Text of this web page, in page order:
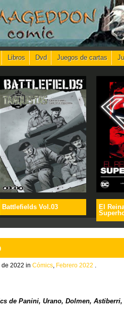
Libros Dvd Juegos de cartas
Battlefields Vol.03
El
de 2022 in Cómics Febrero 2022
de Panini, Urano, Dolmen, Astiberri,